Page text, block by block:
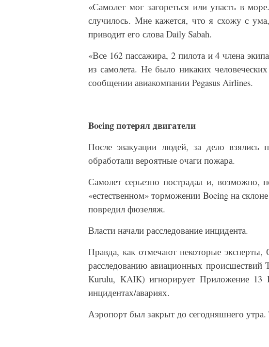
«Самолет мог загореться или упасть в
случилось. Мне кажется, что я схожу с
приводит его слова Daily Sabah.
«Все 162 пассажира, 2 пилота и 4 члена
из самолета. Не было никаких
сообщении авиакомпании Pegasus Airlines.
Boeingпотерял двигатели
После эвакуации людей, за дело взялись
обработали вероятные очаги пожара.
Самолет серьезно пострадал и, возможно,
«естественном» торможении Boeingна
повредил фюзеляж.
Власти начали расследование инцидента.
Правда, как отмечают некоторые эксперты,
расследованию авиационных происшествий
Kurulu, KAIK) игнорирует Приложение
инцидентах/авариях.
Аэропорт был закрыт до сегодняшнего